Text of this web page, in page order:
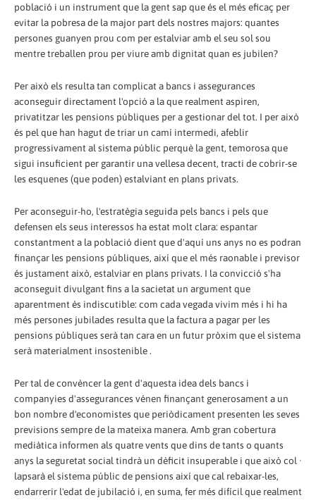
població i un instrument que la gent sap que és el més eficaç per
evitar la pobresa de la major part dels nostres majors: quantes
persones guanyen prou com per estalviar amb el seu sol sou
mentre treballen prou per viure amb dignitat quan es jubilen?
Per això els resulta tan complicat a bancs i assegurances
aconseguir directament l'opció a la que realment aspiren,
privatitzar les pensions públiques per a gestionar del tot. I per això
és pel que han hagut de triar un camí intermedi, afeblir
progressivament al sistema públic perquè la gent, temorosa que
sigui insuficient per garantir una vellesa decent, tracti de cobrir-se
les esquenes (que poden) estalviant en plans privats.
Per aconseguir-ho, l'estratègia seguida pels bancs i pels que
defensen els seus interessos ha estat molt clara: espantar
constantment a la població dient que d'aquí uns anys no es podran
finançar les pensions públiques, així que el més raonable i previsor
és justament això, estalviar en plans privats. I la convicció s'ha
aconseguit divulgant fins a la sacietat un argument que
aparentment és indiscutible: com cada vegada vivim més i hi ha
més persones jubilades resulta que la factura a pagar per les
pensions públiques serà tan cara en un futur pròxim que el sistema
serà materialment insostenible .
Per tal de convèncer la gent d'aquesta idea dels bancs i
companyies d'assegurances vénen finançant generosament a un
bon nombre d'economistes que periòdicament presenten les seves
previsions sempre de la mateixa manera. Amb gran cobertura
mediàtica informen als quatre vents que dins de tants o quants
anys la seguretat social tindrà un dèficit insuperable i que això col ·
lapsarà el sistema públic de pensions així que cal rebaixar-les,
endarrerir l'edat de jubilació i, en suma, fer més difícil que realment